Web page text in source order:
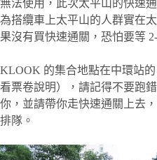
無法使用，此次太平山的快速
為搭纜車上太平山的人群實在
果沒有買快速通關，恐怕要等
KLOOK 的集合地點在中環站
看票卷說明），請記得不要跑
你，並請帶你走快速通關上去
排隊。